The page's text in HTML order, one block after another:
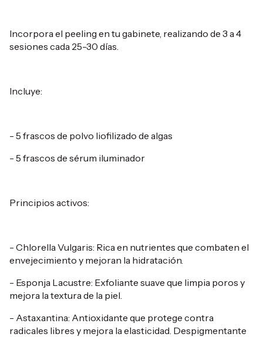
Incorpora el peeling en tu gabinete, realizando de 3 a 4
sesiones cada 25-30 días.
Incluye:
- 5 frascos de polvo liofilizado de algas
- 5 frascos de sérum iluminador
Principios activos:
- Chlorella Vulgaris: Rica en nutrientes que combaten el
envejecimiento y mejoran la hidratación.
- Esponja Lacustre: Exfoliante suave que limpia poros y
mejora la textura de la piel.
- Astaxantina: Antioxidante que protege contra
radicales libres y mejora la elasticidad. Despigmentante